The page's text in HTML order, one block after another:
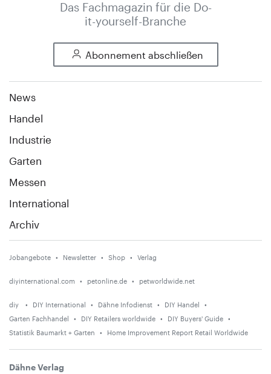
Das Fachmagazin für die Do-
it-yourself-Branche
Abonnement abschließen
News
Handel
Industrie
Garten
Messen
International
Archiv
Jobangebote Newsletter Shop Verlag
diyinternational.com petonline.de petworldwide.net
diy DIY International Dähne Infodienst
DIY Handel
Garten Fachhandel
DIY Retailers worldwide
DIY Buyers' Guide
Statistik Baumarkt + Garten
Home Improvement Report Retail Worldwide
Dähne Verlag